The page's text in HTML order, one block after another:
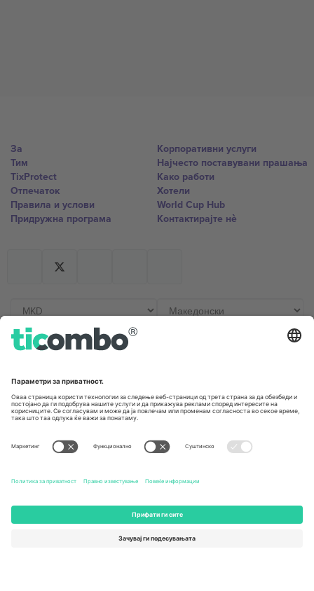
За
Тим
TixProtect
Отпечаток
Правила и услови
Придружна програма
Корпоративни услуги
Најчесто поставувани прашања
Како работи
Хотели
World Cup Hub
Контактирајте нѐ
Unter den Linden 24, 10117
Berlin, Germany
167 City Road, London, Greater
Kingdom
Newark, Delaware 19713, United
States
Engelberg, Switzerland